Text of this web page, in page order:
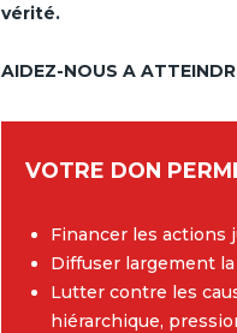
vérité.
AIDEZ-NOUS A
VOTRE DON
Financer les actions
Diffuser largement
Lutter contre les
hiérarchique,